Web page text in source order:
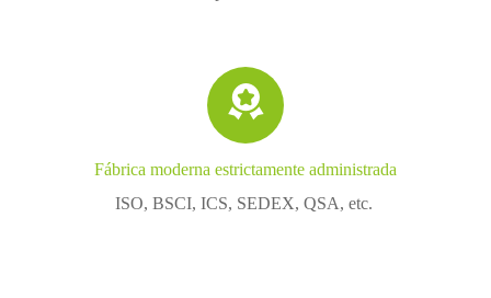

Fábrica moderna estrictamente administrada
ISO, BSCI, ICS, SEDEX, QSA, etc.